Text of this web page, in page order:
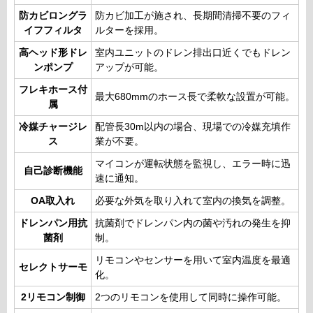
防カビロングラ
イフフィルタ
防カビ加工が施され、長期間清掃不要のフィ
ルターを採用。
高ヘッド形ドレ
ンポンプ
室内ユニットのドレン排出口近くでもドレン
アップが可能。
フレキホース付
属
最大680mmのホース長で柔軟な設置が可能。
冷媒チャージレ
ス
配管長30m以内の場合、現場での冷媒充填作
業が不要。
自己診断機能
マイコンが運転状態を監視し、エラー時に迅
速に通知。
OA取入れ 必要な外気を取り入れて室内の換気を調整。
ドレンパン用抗
菌剤
抗菌剤でドレンパン内の菌や汚れの発生を抑
制。
セレクトサーモ
リモコンやセンサーを用いて室内温度を最適
化。
2リモコン制御 2つのリモコンを使用して同時に操作可能。